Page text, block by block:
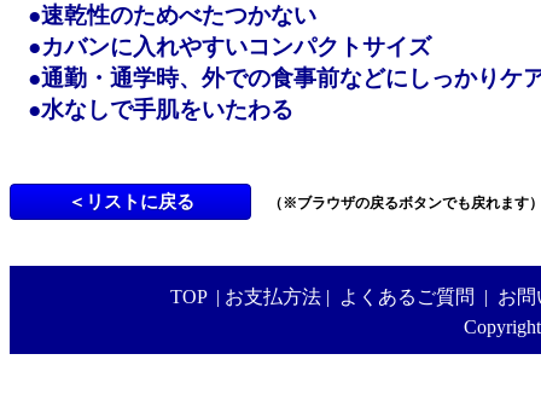
●速乾性のためべたつかない
●カバンに入れやすいコンパクトサイズ
●通勤・通学時、外での食事前などにしっかりケ
●水なしで手肌をいたわる
（※ブラウザの戻るボタンでも戻れます
TOP | お支払方法 | よくあるご質問 | お